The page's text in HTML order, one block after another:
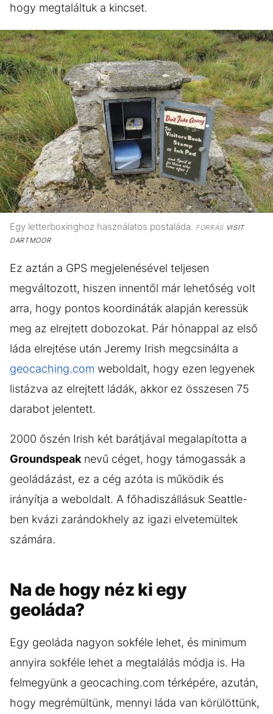
hogy megtaláltuk a kincset.
Egy letterboxinghoz használatos postaláda. FORRÁSVISIT
DARTMOOR
Ez aztán a GPS megjelenésével teljesen
megváltozott, hiszen innentől már lehetőség volt
arra, hogy pontos koordináták alapján keressük
meg az elrejtett dobozokat. Pár hónappal az első
láda elrejtése után Jeremy Irish megcsinálta a
geocaching.com weboldalt, hogy ezen legyenek
listázva az elrejtett ládák, akkor ez összesen 75
darabot jelentett.
2000 őszén Irish két barátjával megalapította a
Groundspeak nevű céget, hogy támogassák a
geoládázást, ez a cég azóta is működik és
irányítja a weboldalt. A főhadiszállásuk Seattle-
ben kvázi zarándokhely az igazi elvetemültek
számára.
Na de hogy néz ki egy
geoláda?
Egy geoláda nagyon sokféle lehet, és minimum
annyira sokféle lehet a megtalálás módja is. Ha
felmegyünk a geocaching.com térképére, azután,
hogy megrémültünk, mennyi láda van körülöttünk,